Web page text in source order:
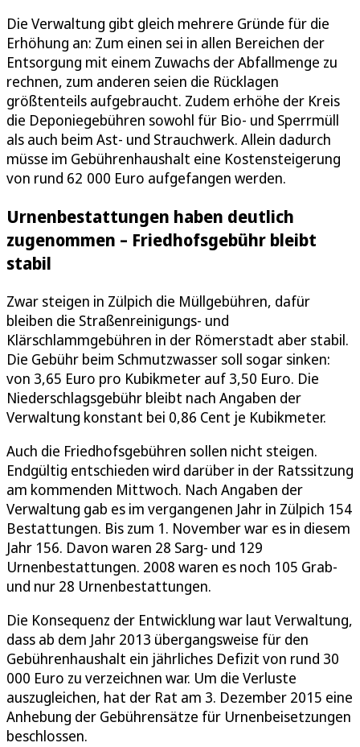
Die Verwaltung gibt gleich mehrere Gründe für die
Erhöhung an: Zum einen sei in allen Bereichen der
Entsorgung mit einem Zuwachs der Abfallmenge zu
rechnen, zum anderen seien die Rücklagen
größtenteils aufgebraucht. Zudem erhöhe der Kreis
die Deponiegebühren sowohl für Bio- und Sperrmüll
als auch beim Ast- und Strauchwerk. Allein dadurch
müsse im Gebührenhaushalt eine Kostensteigerung
von rund 62 000 Euro aufgefangen werden.
Urnenbestattungen haben deutlich
zugenommen – Friedhofsgebühr bleibt
stabil
Zwar steigen in Zülpich die Müllgebühren, dafür
bleiben die Straßenreinigungs- und
Klärschlammgebühren in der Römerstadt aber stabil.
Die Gebühr beim Schmutzwasser soll sogar sinken:
von 3,65 Euro pro Kubikmeter auf 3,50 Euro. Die
Niederschlagsgebühr bleibt nach Angaben der
Verwaltung konstant bei 0,86 Cent je Kubikmeter.
Auch die Friedhofsgebühren sollen nicht steigen.
Endgültig entschieden wird darüber in der Ratssitzung
am kommenden Mittwoch. Nach Angaben der
Verwaltung gab es im vergangenen Jahr in Zülpich 154
Bestattungen. Bis zum 1. November war es in diesem
Jahr 156. Davon waren 28 Sarg- und 129
Urnenbestattungen. 2008 waren es noch 105 Grab-
und nur 28 Urnenbestattungen.
Die Konsequenz der Entwicklung war laut Verwaltung,
dass ab dem Jahr 2013 übergangsweise für den
Gebührenhaushalt ein jährliches Defizit von rund 30
000 Euro zu verzeichnen war. Um die Verluste
auszugleichen, hat der Rat am 3. Dezember 2015 eine
Anhebung der Gebührensätze für Urnenbeisetzungen
beschlossen.